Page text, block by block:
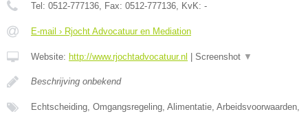
Tel: 0512-777136, Fax: 0512-777136, KvK: -
E-mail › Rjocht Advocatuur en Mediation
Website: http://www.rjochtadvocatuur.nl Screenshot ▼
Beschrijving onbekend
Echtscheiding, Omgangsregeling, Alimentatie, Arbeidsvoorwaarden,